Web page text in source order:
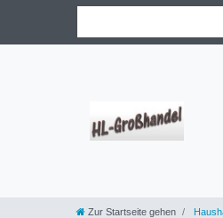
Zur Startseite gehen